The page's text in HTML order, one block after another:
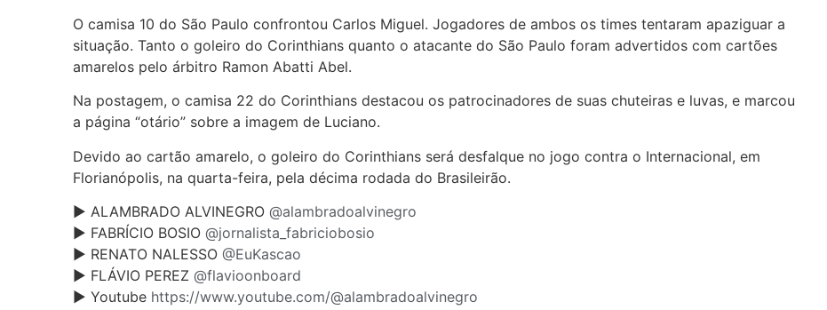
O camisa 10 do São Paulo confrontou Carlos Miguel. Jogadores de ambos os times tentaram apaziguar a
situação. Tanto o goleiro do Corinthians quanto o atacante do São Paulo foram advertidos com cartões
amarelos pelo árbitro Ramon Abatti Abel.
Na postagem, o camisa 22 do Corinthians destacou os patrocinadores de suas chuteiras e luvas, e marcou
a página “otário” sobre a imagem de Luciano.
Devido ao cartão amarelo, o goleiro do Corinthians será desfalque no jogo contra o Internacional, em
Florianópolis, na quarta-feira, pela décima rodada do Brasileirão.
► ALAMBRADO ALVINEGRO @alambradoalvinegro
► FABRÍCIO BOSIO @jornalista_fabriciobosio
► RENATO NALESSO @EuKascao
► FLÁVIO PEREZ @flavioonboard
► Youtube https://www.youtube.com/@alambradoalvinegro